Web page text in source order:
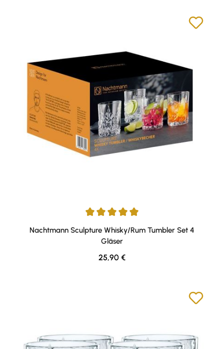
Durchschnittliche Bewertung von 5 von 5 Sternen
Nachtmann Sculpture Whisky/Rum Tumbler Set 4
Gläser
Regulärer Preis:
25,90 €